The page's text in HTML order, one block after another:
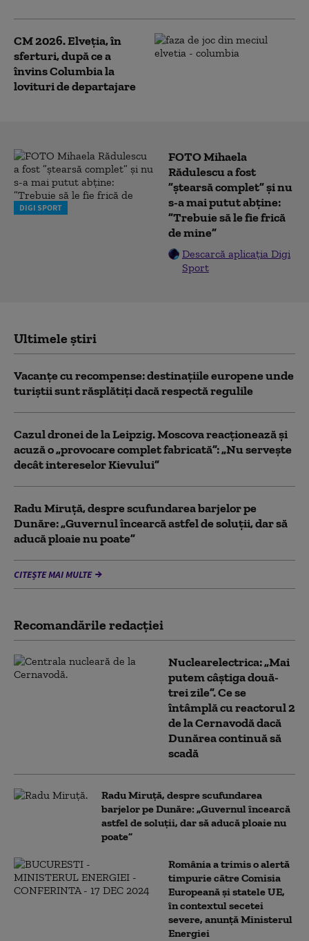
CM 2026. Elveţia, în
sferturi, după ce a
învins Columbia la
lovituri de departajare
DIGI SPORT
FOTO Mihaela
Rădulescu a fost
”ștearsă complet” și nu
s-a mai putut abține:
”Trebuie să le fie frică
de mine”
Descarcă aplicația Digi
Sport
Ultimele știri
Vacanțe cu recompense: destinațiile europene unde
turiștii sunt răsplătiți dacă respectă regulile
Cazul dronei de la Leipzig. Moscova reacționează și
acuză o „provocare complet fabricată”: „Nu serveşte
decât intereselor Kievului”
Radu Miruță, despre scufundarea barjelor pe
Dunăre: „Guvernul încearcă astfel de soluții, dar să
aducă ploaie nu poate”
CITEȘTE MAI MULTE
Recomandările redacţiei
Nuclearelectrica: „Mai
putem câștiga două-
trei zile”. Ce se
întâmplă cu reactorul 2
de la Cernavodă dacă
Dunărea continuă să
scadă
Radu Miruță, despre scufundarea
barjelor pe Dunăre: „Guvernul încearcă
astfel de soluții, dar să aducă ploaie nu
poate”
România a trimis o alertă
timpurie către Comisia
Europeană și statele UE,
în contextul secetei
severe, anunță Ministerul
Energiei